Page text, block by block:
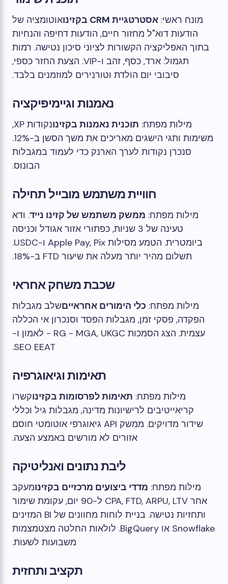
מונח ראשי: אסטרטגיית CRM בקזינו
אוטומציה של
הודעות דוא"ל מחזור חיים, הודעות דחיפה והנחיות
בתוך האפליקציה הקשורות לציוני סיכון נטישה. רמות
תגמול: ארד, כסף, זהב ו-VIP. הצעת החזר כספי,
סיבובי יום הולדת וטורנירים למוזמנים בלבד.
נאמנות וגיימיפיקציה
מילות מפתח: תוכנית נאמנות בקזינו
נקודות XP,
משימות ותגי הישגים מאריכים את משך הסשן ב-12%.
סנכרן נקודות לערך הארנק כדי לעמוד במגבלות
הבונוס.
חוויית משתמש מובייל תחילה
מילות מפתח: ממשק משתמש של קזינו נייד. ודא
טעינה של 3 שניות, כפתורי אזור אגודל וכניסה
ביומטרית. הטמע מסילות Apple Pay, Pix ו-USDC.
תשלום מהיר יותר מעלה את שיעור FTD ב-18%.
שכבת משחק אחראי
מילות מפתח: כלי הימורים אחראייםשלב מגבלות
הפקדה, פסקי זמן, מגבלות הפסד וסנכרון אי הכללה
עצמית. הצג הסמכות RG - MGA, UKGC - לאמון ו-
SEO EEAT.
תאימות וגיאוגרפיה
מילות מפתח: תאימות לפרסומות בקזינוקשרו
קריאייטיבים לרישיונות מדינה, מגבלות גיל וכללי
שידור מדויקים. ממשק API גיאוגרפי אוטומטי חוסם
אזורים לא מורשים באמצע הצעה.
ליבת נתונים ואנליטיקה
מילות מפתח: מדדי ביצועים מרכזיים בקזינומעקב
אחר CPA, FTD, ARPU, LTV ל-90 יום, עקומת שימור
ותחזיות נטישה. בניית לוחות מחוונים של BI המזינים
Snowflake או BigQuery. לולאות החלטה מצטמצמות
משבועות לשעות.
תקציב ותחזית